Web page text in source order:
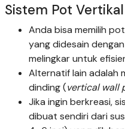
Sistem Pot Vertikal
Anda bisa memilih
yang didesain
melingkar untuk
Alternatif lain adalah
dinding (vertical wall
Jika ingin berkreasi,
dibuat sendiri dari